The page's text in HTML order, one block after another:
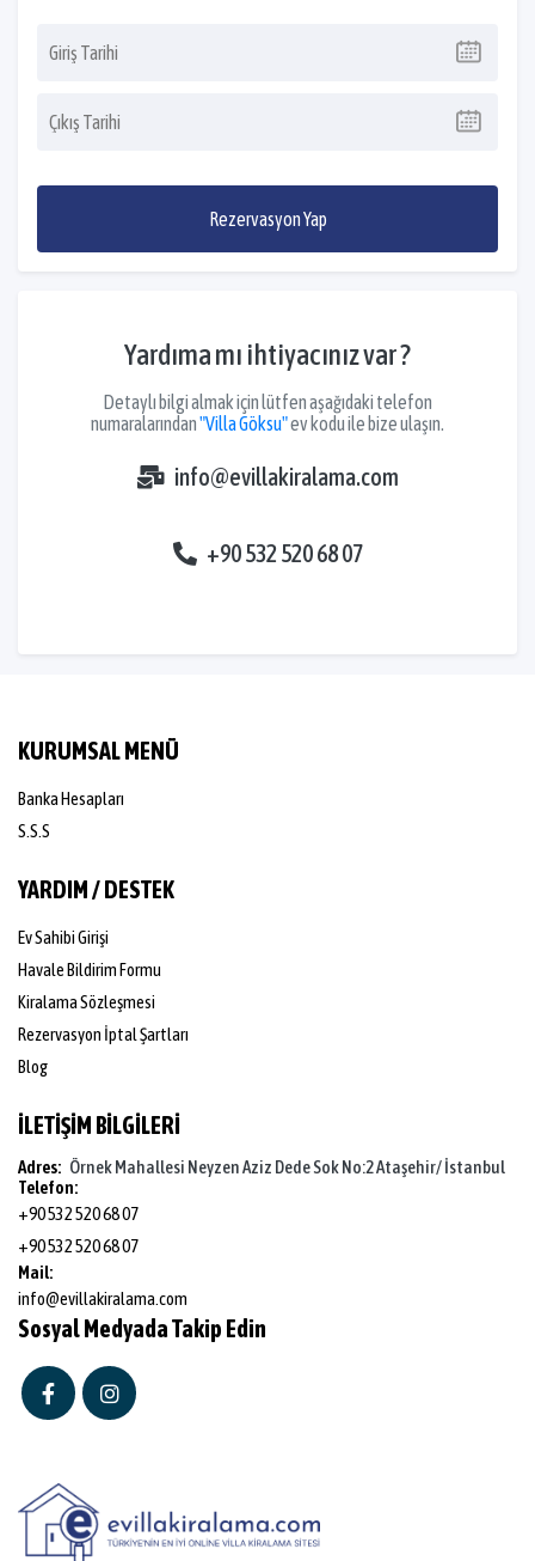
Rezervasyon Yap
Yardıma mı ihtiyacınız var ?
Detaylı bilgi almak için lütfen aşağıdaki telefon
numaralarından"Villa Göksu"ev kodu ile bize ulaşın.
info@evillakiralama.com
+90 532 520 68 07
KURUMSAL MENÜ
Banka Hesapları
S.S.S
YARDIM / DESTEK
Ev Sahibi Girişi
Havale Bildirim Formu
Kiralama Sözleşmesi
Rezervasyon İptal Şartları
Blog
İLETİŞİM BİLGİLERİ
Adres: Örnek Mahallesi Neyzen Aziz Dede Sok No:2 Ataşehir/ İstanbul
Telefon:
+90 532 520 68 07
+90 532 520 68 07
Mail:
info@evillakiralama.com
Sosyal Medyada Takip Edin